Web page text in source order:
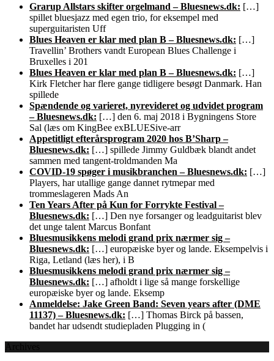
Grarup Allstars skifter orgelmand – Bluesnews.dk: […]
spillet bluesjazz med egen trio, for eksempel med
superguitaristen Uff
Blues Heaven er klar med plan B – Bluesnews.dk: […]
Travellin’ Brothers vandt European Blues Challenge i
Bruxelles i 201
Blues Heaven er klar med plan B – Bluesnews.dk: […]
Kirk Fletcher har flere gange tidligere besøgt Danmark. Han
spillede
Spændende og varieret, nyrevideret og udvidet program
– Bluesnews.dk: […] den 6. maj 2018 i Bygningens Store
Sal (læs om KingBee exBLUESive-arr
Appetitligt efterårsprogram 2020 hos B’Sharp –
Bluesnews.dk: […] spillede Jimmy Guldbæk blandt andet
sammen med tangent-troldmanden Ma
COVID-19 spøger i musikbranchen – Bluesnews.dk: […]
Players, har utallige gange dannet rytmepar med
trommeslageren Mads An
Ten Years After på Kun for Forrykte Festival –
Bluesnews.dk: […] Den nye forsanger og leadguitarist blev
det unge talent Marcus Bonfant
Bluesmusikkens melodi grand prix nærmer sig –
Bluesnews.dk: […] europæiske byer og lande. Eksempelvis i
Riga, Letland (læs her), i B
Bluesmusikkens melodi grand prix nærmer sig –
Bluesnews.dk: […] afholdt i lige så mange forskellige
europæiske byer og lande. Eksemp
Anmeldelse: Jake Green Band: Seven years after (DME
11137) – Bluesnews.dk: […] Thomas Birck på bassen,
bandet har udsendt studiepladen Plugging in (
Archives